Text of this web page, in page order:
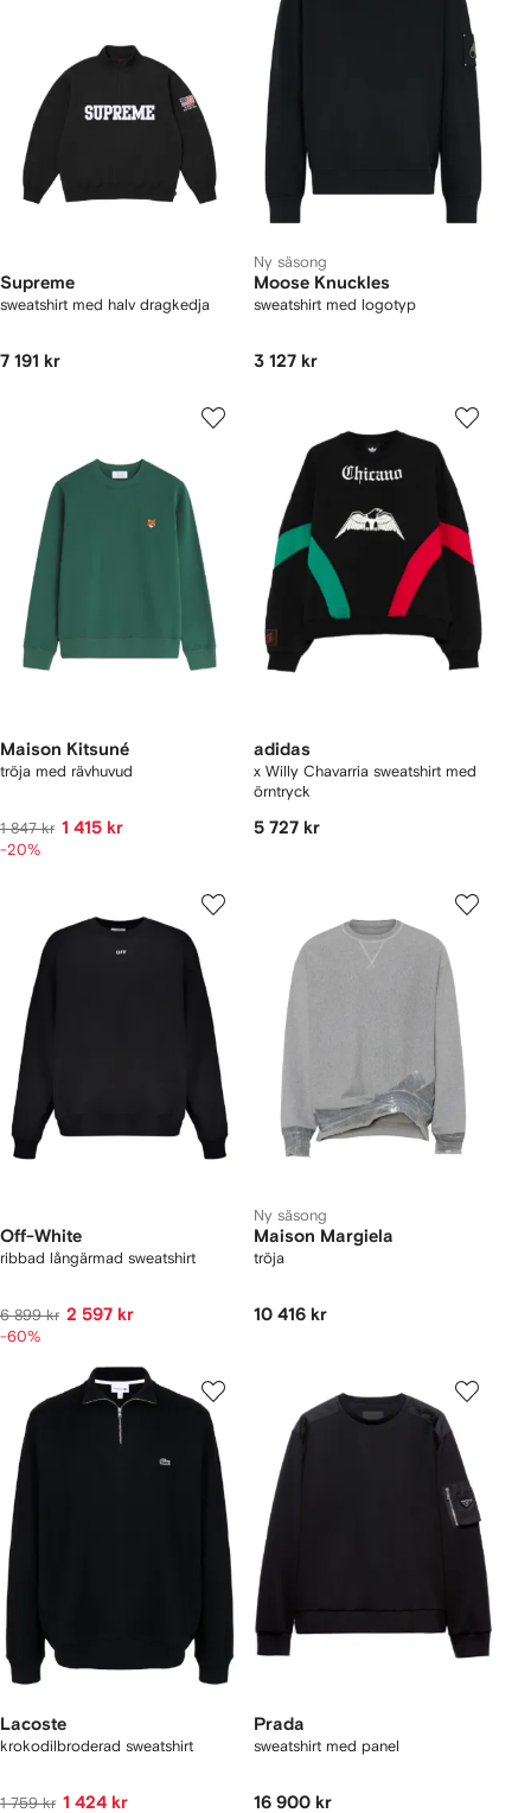
Supreme
sweatshirt med halv dragkedja
7 191 kr
Ny säsong
Moose Knuckles
sweatshirt med logotyp
3 127 kr
Maison Kitsuné
tröja med rävhuvud
1 847 kr 1 415 kr
-20%
adidas
x Willy Chavarria sweatshirt med
örntryck
5 727 kr
Off-White
ribbad långärmad sweatshirt
6 899 kr 2 597 kr
-60%
Ny säsong
Maison Margiela
tröja
10 416 kr
Lacoste
krokodilbroderad sweatshirt
1 759 kr 1 424 kr
Prada
sweatshirt med panel
16 900 kr